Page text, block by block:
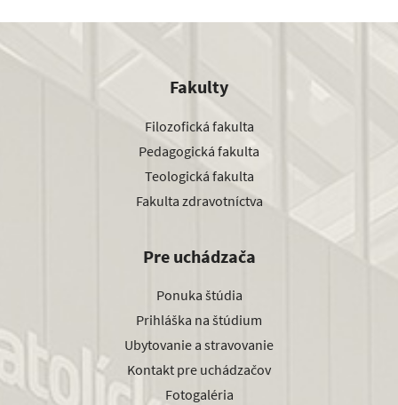
Fakulty
Filozofická fakulta
Pedagogická fakulta
Teologická fakulta
Fakulta zdravotníctva
Pre uchádzača
Ponuka štúdia
Prihláška na štúdium
Ubytovanie a stravovanie
Kontakt pre uchádzačov
Fotogaléria